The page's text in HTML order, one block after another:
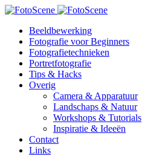
Beeldbewerking
Fotografie voor Beginners
Fotografietechnieken
Portretfotografie
Tips & Hacks
Overig
Camera & Apparatuur
Landschaps & Natuur
Workshops & Tutorials
Inspiratie & Ideeën
Contact
Links